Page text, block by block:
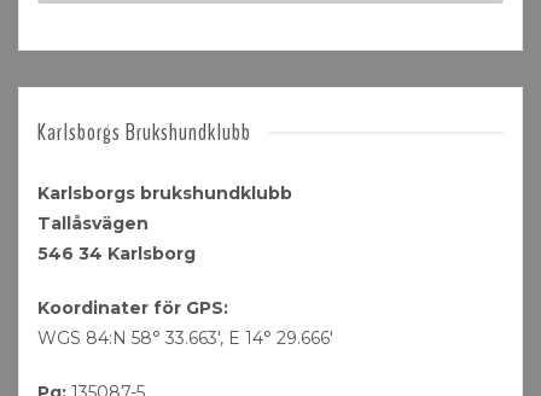
Karlsborgs Brukshundklubb
Karlsborgs brukshundklubb
Tallåsvägen
546 34 Karlsborg
Koordinater för GPS:
WGS 84:N 58° 33.663′, E 14° 29.666′